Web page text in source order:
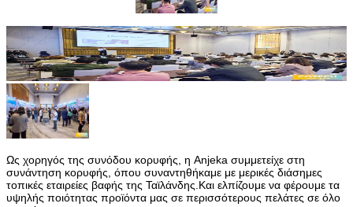
Ως χορηγός της συνόδου κορυφής, η Anjeka συμμετείχε στη
συνάντηση κορυφής, όπου συναντηθήκαμε με μερικές διάσημες
τοπικές εταιρείες βαφής της Ταϊλάνδης.Και ελπίζουμε να φέρουμε τα
υψηλής ποιότητας προϊόντα μας σε περισσότερους πελάτες σε όλο